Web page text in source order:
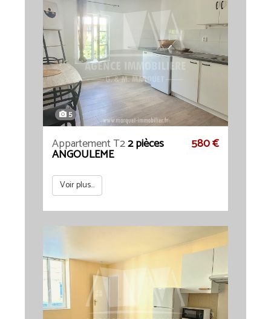
5
Appartement T22 pièces 580 €
ANGOULEME
Voir plus...